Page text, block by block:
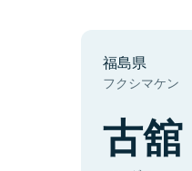
福島県
フクシマケン
古舘